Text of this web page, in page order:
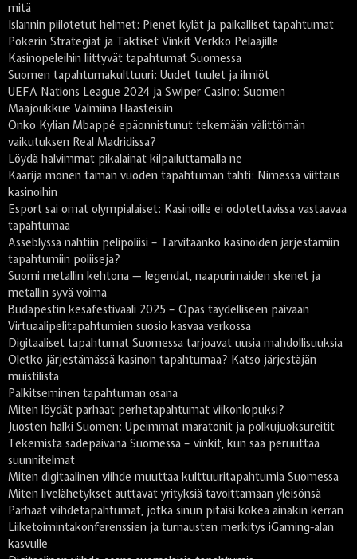
mitä
Islannin piilotetut helmet: Pienet kylät ja paikalliset tapahtumat
Pokerin Strategiat ja Taktiset Vinkit Verkko Pelaajille
Kasinopeleihin liittyvät tapahtumat Suomessa
Suomen tapahtumakulttuuri: Uudet tuulet ja ilmiöt
UEFA Nations League 2024 ja Swiper Casino: Suomen
Maajoukkue Valmiina Haasteisiin
Onko Kylian Mbappé epäonnistunut tekemään välittömän
vaikutuksen Real Madridissa?
Löydä halvimmat pikalainat kilpailuttamalla ne
Käärijä monen tämän vuoden tapahtuman tähti: Nimessä viittaus
kasinoihin
Esport sai omat olympialaiset: Kasinoille ei odotettavissa vastaavaa
tapahtumaa
Asseblyssä nähtiin pelipoliisi – Tarvitaanko kasinoiden järjestämiin
tapahtumiin poliiseja?
Suomi metallin kehtona — legendat, naapurimaiden skenet ja
metallin syvä voima
Budapestin kesäfestivaali 2025 – Opas täydelliseen päivään
Virtuaalipelitapahtumien suosio kasvaa verkossa
Digitaaliset tapahtumat Suomessa tarjoavat uusia mahdollisuuksia
Oletko järjestämässä kasinon tapahtumaa? Katso järjestäjän
muistilista
Palkitseminen tapahtuman osana
Miten löydät parhaat perhetapahtumat viikonlopuksi?
Juosten halki Suomen: Upeimmat maratonit ja polkujuoksureitit
Tekemistä sadepäivänä Suomessa – vinkit, kun sää peruuttaa
suunnitelmat
Miten digitaalinen viihde muuttaa kulttuuritapahtumia Suomessa
Miten livelähetykset auttavat yrityksiä tavoittamaan yleisönsä
Parhaat viihdetapahtumat, jotka sinun pitäisi kokea ainakin kerran
Liiketoimintakonferenssien ja turnausten merkitys iGaming-alan
kasvulle